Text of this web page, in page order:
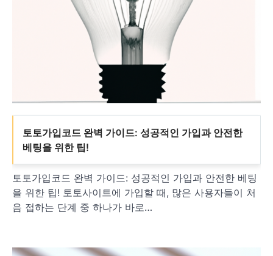
토토가입코드 완벽 가이드: 성공적인 가입과 안전한
베팅을 위한 팁!
토토가입코드 완벽 가이드: 성공적인 가입과 안전한 베팅
을 위한 팁! 토토사이트에 가입할 때, 많은 사용자들이 처
음 접하는 단계 중 하나가 바로…